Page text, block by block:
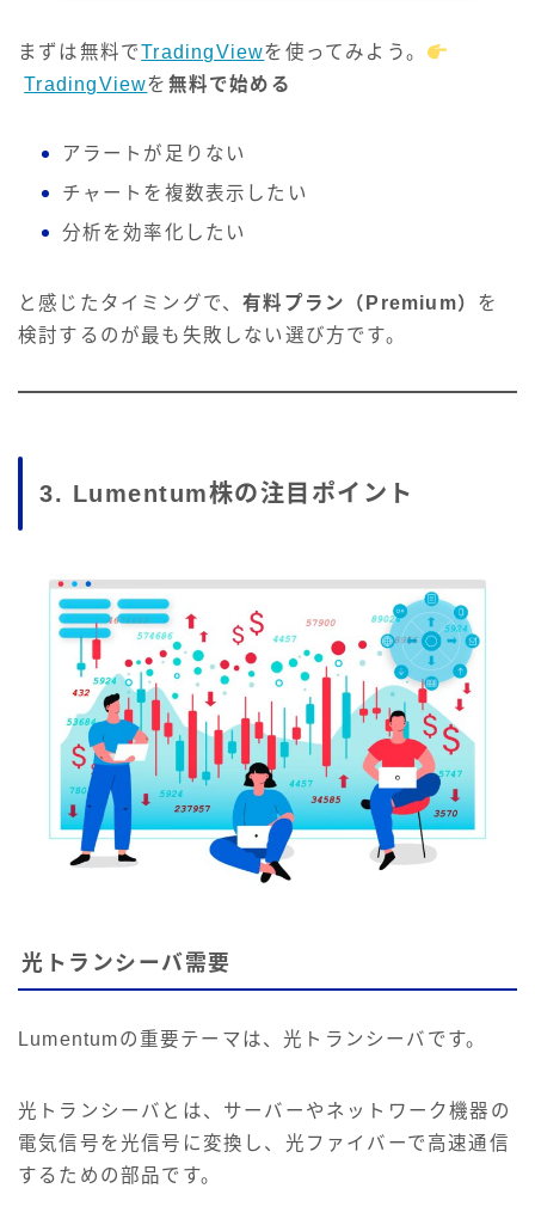
まずは無料でTradingViewを使ってみよう。
TradingViewを 無料で始める
アラートが足りない
チャートを複数表示したい
分析を効率化したい
と感じたタイミングで、有料プラン（Premium） を
検討するのが最も失敗しない選び方です。
3. Lumentum株の注目ポイント
光トランシーバ需要
Lumentumの重要テーマは、光トランシーバです。
光トランシーバとは、サーバーやネットワーク機器の
電気信号を光信号に変換し、光ファイバーで高速通信
するための部品です。